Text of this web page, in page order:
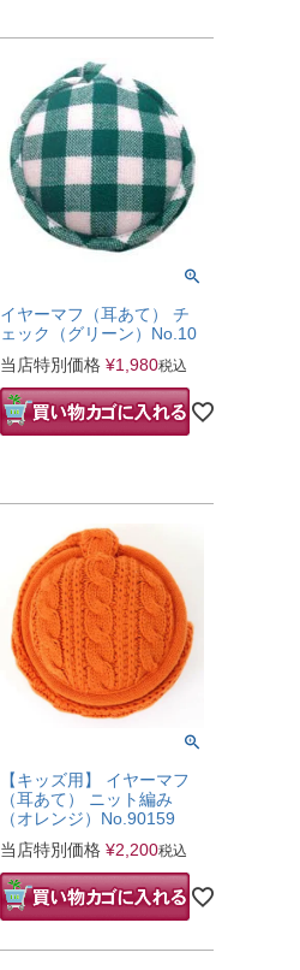
イヤーマフ（耳あて） チ
ェック（グリーン）No.10
当店特別価格 ¥1,980税込
【キッズ用】 イヤーマフ
（耳あて） ニット編み
（オレンジ）No.90159
当店特別価格 ¥2,200税込